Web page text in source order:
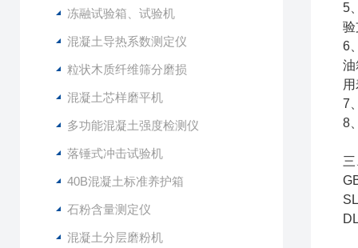
冻融试验箱、试验机
混凝土导热系数测定仪
粒状木质纤维筛分磨损
混凝土芯样磨平机
多功能混凝土强度检测仪
落锤式冲击试验机
40B混凝土标准养护箱
石粉含量测定仪
混凝土分层磨粉机
5
验
6
油
7
8